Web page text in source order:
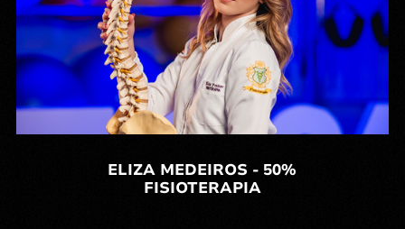
ELIZA MEDEIROS - 50%
FISIOTERAPIA